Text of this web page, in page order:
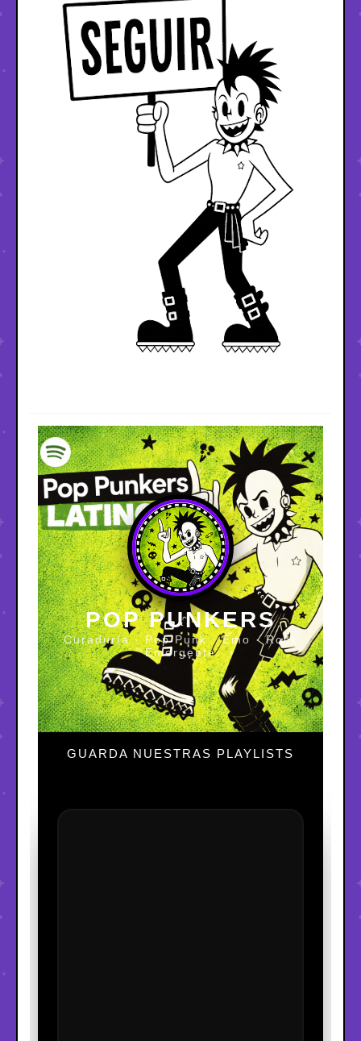
POP PUNKERS
Curaduría · Pop Punk · Emo · Rock
Emergente
GUARDA NUESTRAS PLAYLISTS